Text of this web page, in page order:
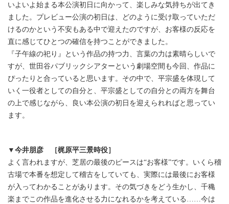
いよいよ始まる本公演初日に向かって、楽しみな気持ちが出てき
ました。プレビュー公演の初日は、どのように受け取っていただ
けるのかという不安もある中で迎えたのですが、お客様の反応を
直に感じてひとつの確信を持つことができました。
『子午線の祀り』という作品の持つ力、言葉の力は素晴らしいで
すが、世田谷パブリックシアターという劇場空間も今回、作品に
ぴったりと合っていると思います。その中で、平宗盛を体現して
いく一役者としての自分と、平宗盛としての自分との両方を舞台
の上で感じながら、良い本公演の初日を迎えられればと思ってい
ます。
▼今井朋彦 ［梶原平三景時役］
よく言われますが、芝居の最後のピースは“お客様”です。いくら稽
古場で本番を想定して稽古をしていても、実際には最後にお客様
が入ってわかることがあります。その気づきをどう生かし、千穐
楽までこの作品を進化させる力になれるかを考えている……今は